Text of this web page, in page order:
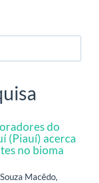
do
(Piauí) acerca
no bioma
Macêdo,